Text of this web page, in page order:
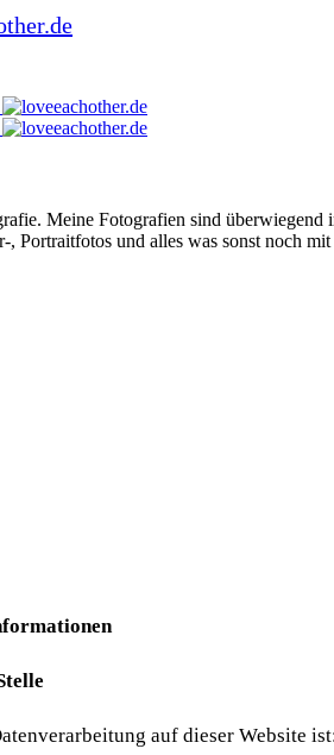
Meine Fotografien sind
Portraitfotos und alles was sonst noch
auf dieser Website